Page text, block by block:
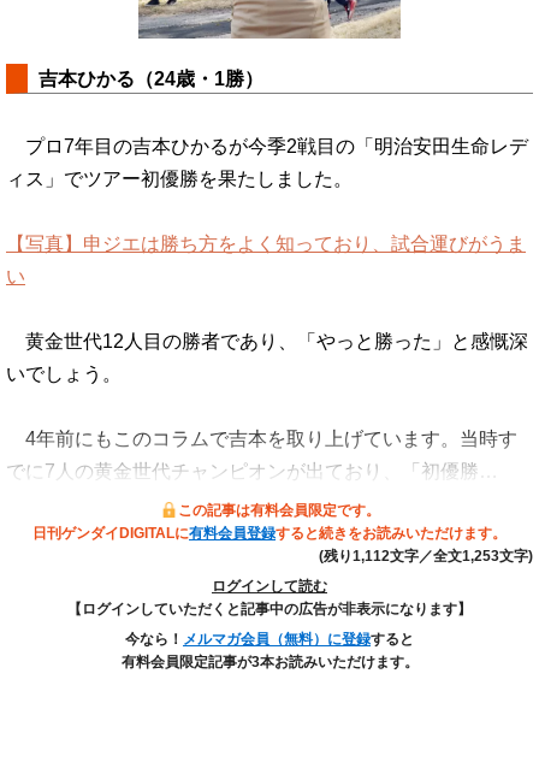
吉本ひかる（24歳・1勝）
プロ7年目の吉本ひかるが今季2戦目の「明治安田生命レデ
ィス」でツアー初優勝を果たしました。
【写真】申ジエは勝ち方をよく知っており、試合運びがうま
い
黄金世代12人目の勝者であり、「やっと勝った」と感慨深
いでしょう。
4年前にもこのコラムで吉本を取り上げています。当時す
でに7人の黄金世代チャンピオンが出ており、「初優勝…
この記事は有料会員限定です。
日刊ゲンダイDIGITALに有料会員登録すると続きをお読みいただけます。
(残り1,112文字／全文1,253文字)
ログインして読む
【ログインしていただくと記事中の広告が非表示になります】
今なら！ メルマガ会員（無料）に登録すると
有料会員限定記事が3本お読みいただけます。